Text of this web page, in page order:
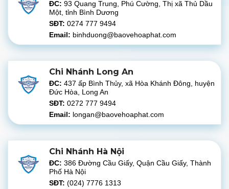
ĐC: 93 Quang Trung, Phú Cường, Thị xã Thủ Dầu
Một, tỉnh Bình Dương
SĐT: 0274 777 9494
Email: binhduong@baovehoaphat.com
Chi Nhánh Long An
ĐC: 437 ấp Bình Thủy, xã Hòa Khánh Đông, huyện
Đức Hòa, Long An
SĐT: 0272 777 9494
Email: longan@baovehoaphat.com
Chi Nhánh Hà Nội
ĐC: 386 Đường Cầu Giấy, Quận Cầu Giấy, Thành
Phố Hà Nội
SĐT: (024) 7776 1313